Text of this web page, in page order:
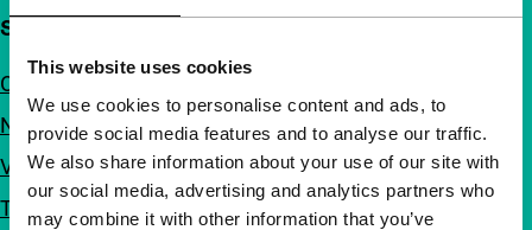
This website uses cookies
We use cookies to personalise content and ads, to
provide social media features and to analyse our traffic.
We also share information about your use of our site with
our social media, advertising and analytics partners who
may combine it with other information that you’ve
Snel naar
Over ons
Nieuwsbrieven
Veelgestelde vragen
Toegankelijkheid